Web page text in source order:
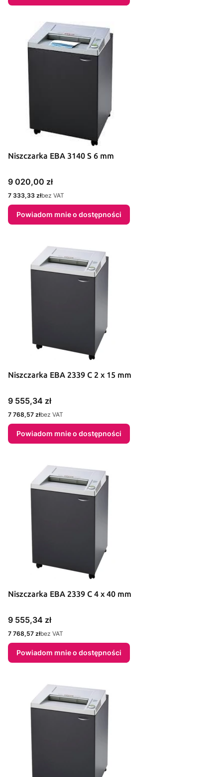
Niszczarka EBA 3140 S 6 mm
Cena
9 020,00 zł
Cena
7 333,33 złbez VAT
Powiadom mnie o dostępności
Niszczarka EBA 2339 C 2 x 15 mm
Cena
9 555,34 zł
Cena
7 768,57 złbez VAT
Powiadom mnie o dostępności
Niszczarka EBA 2339 C 4 x 40 mm
Cena
9 555,34 zł
Cena
7 768,57 złbez VAT
Powiadom mnie o dostępności